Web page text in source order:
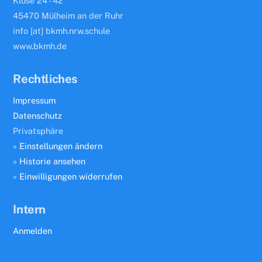
45470 Mülheim an der Ruhr
info [at] bkmh.nrw.schule
www.bkmh.de
Rechtliches
Impressum
Datenschutz
Privatsphäre
» Einstellungen ändern
» Historie ansehen
» Einwilligungen widerrufen
Intern
Anmelden